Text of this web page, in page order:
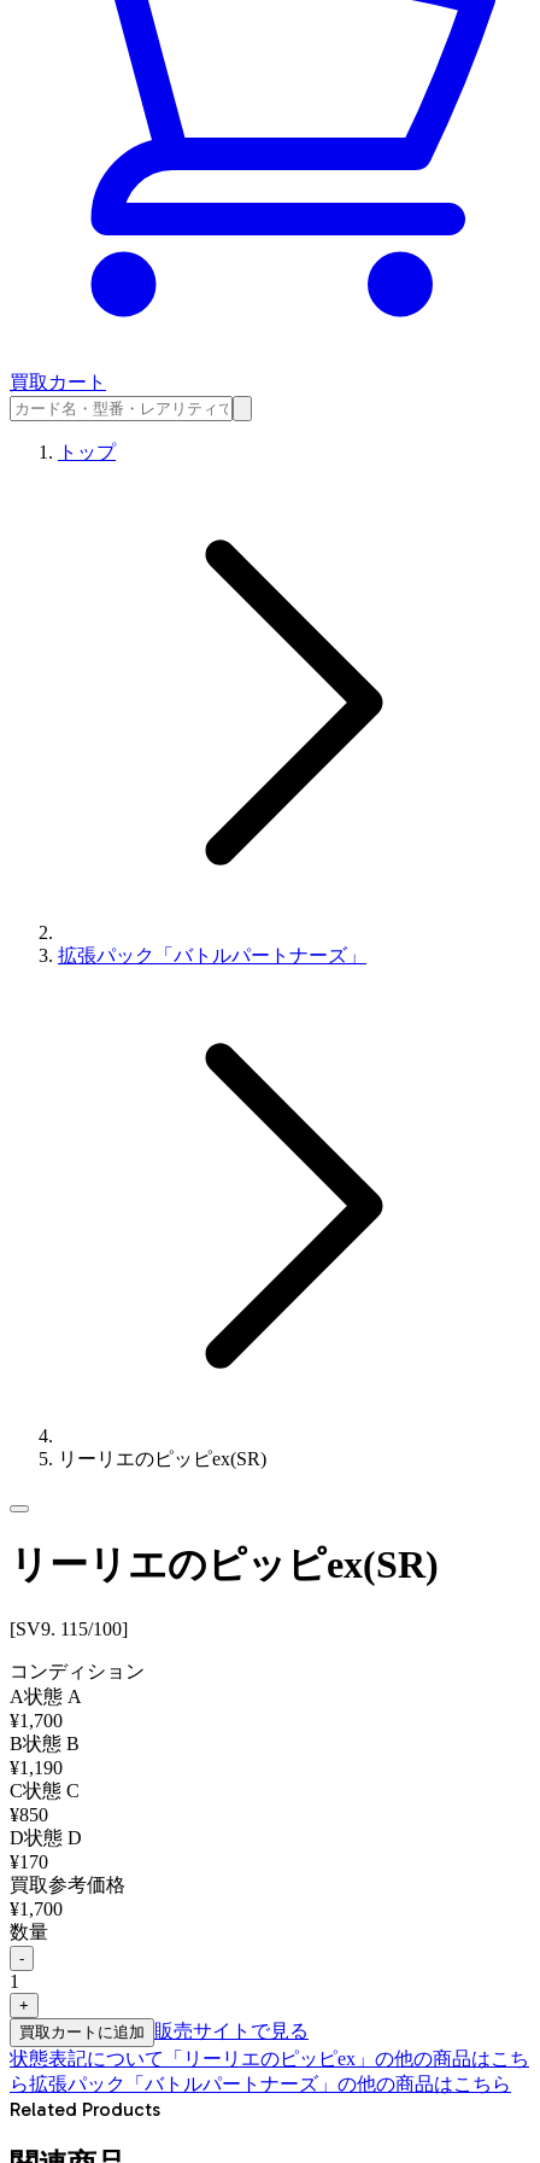
買取カート
トップ
拡張パック「バトルパートナーズ」
リーリエのピッピex(SR)
リーリエのピッピex(SR)
[SV9. 115/100]
コンディション
A状態 A
¥1,700
B状態 B
¥1,190
C状態 C
¥850
D状態 D
¥170
買取参考価格
¥1,700
数量
-
1
+
買取カートに追加
販売サイトで見る
状態表記について
「 リーリエのピッピex 」の他の商品はこち
ら拡張パック「バトルパートナーズ」 の他の商品はこちら
Related Products